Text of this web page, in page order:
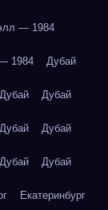
— 1984
1984 Дубай
Дубай Дубай
Дубай Дубай
Дубай Дубай
Екатеринбург